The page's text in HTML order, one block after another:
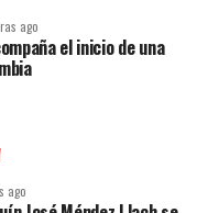
ago
el inicio de una
ago